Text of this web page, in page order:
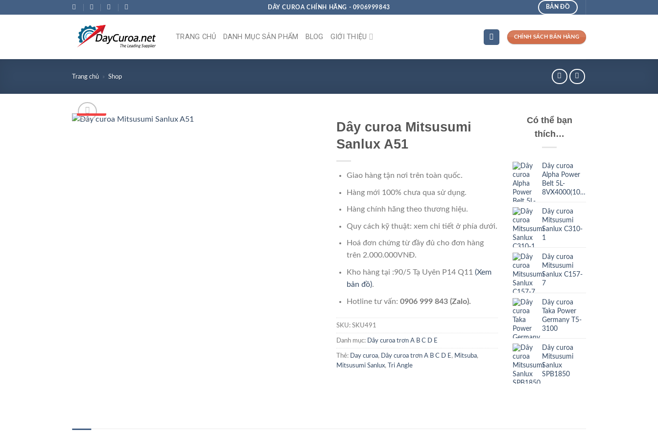
DÂY CUROA CHÍNH HÃNG - 0906999843 BẢN ĐỒ
TRANG CHỦ DANH MỤC SẢN PHẨM BLOG GIỚI THIỆU CHÍNH SÁCH BÁN HÀNG
Trang chủ » Shop
Số 1 VN
Dây curoa Mitsusumi
Sanlux A51
Giao hàng tận nơi trên toàn quốc.
Hàng mới 100% chưa qua sử dụng.
Hàng chính hãng theo thương hiệu.
Quy cách kỹ thuật: xem chi tiết ở phía dưới.
Hoá đơn chứng từ đầy đủ cho đơn hàng
trên 2.000.000VNĐ.
Kho hàng tại :90/5 Tạ Uyên P14 Q11 (Xem
bản đồ).
Hotline tư vấn: 0906 999 843 (Zalo).
SKU: SKU491
Danh mục: Dây curoa trơn A B C D E
Thẻ: Day curoa, Dây curoa trơn A B C D E , Mitsuba,
Mitsusumi Sanlux, Tri Angle
Có thể bạn
thích…
Dây curoa
Alpha Power
Belt 5L-
8VX4000(10160)La
Dây curoa
Mitsusumi
Sanlux C310-
1
Dây curoa
Mitsusumi
Sanlux C157-
7
Dây curoa
Taka Power
Germany T5-
3100
Dây curoa
Mitsusumi
Sanlux
SPB1850